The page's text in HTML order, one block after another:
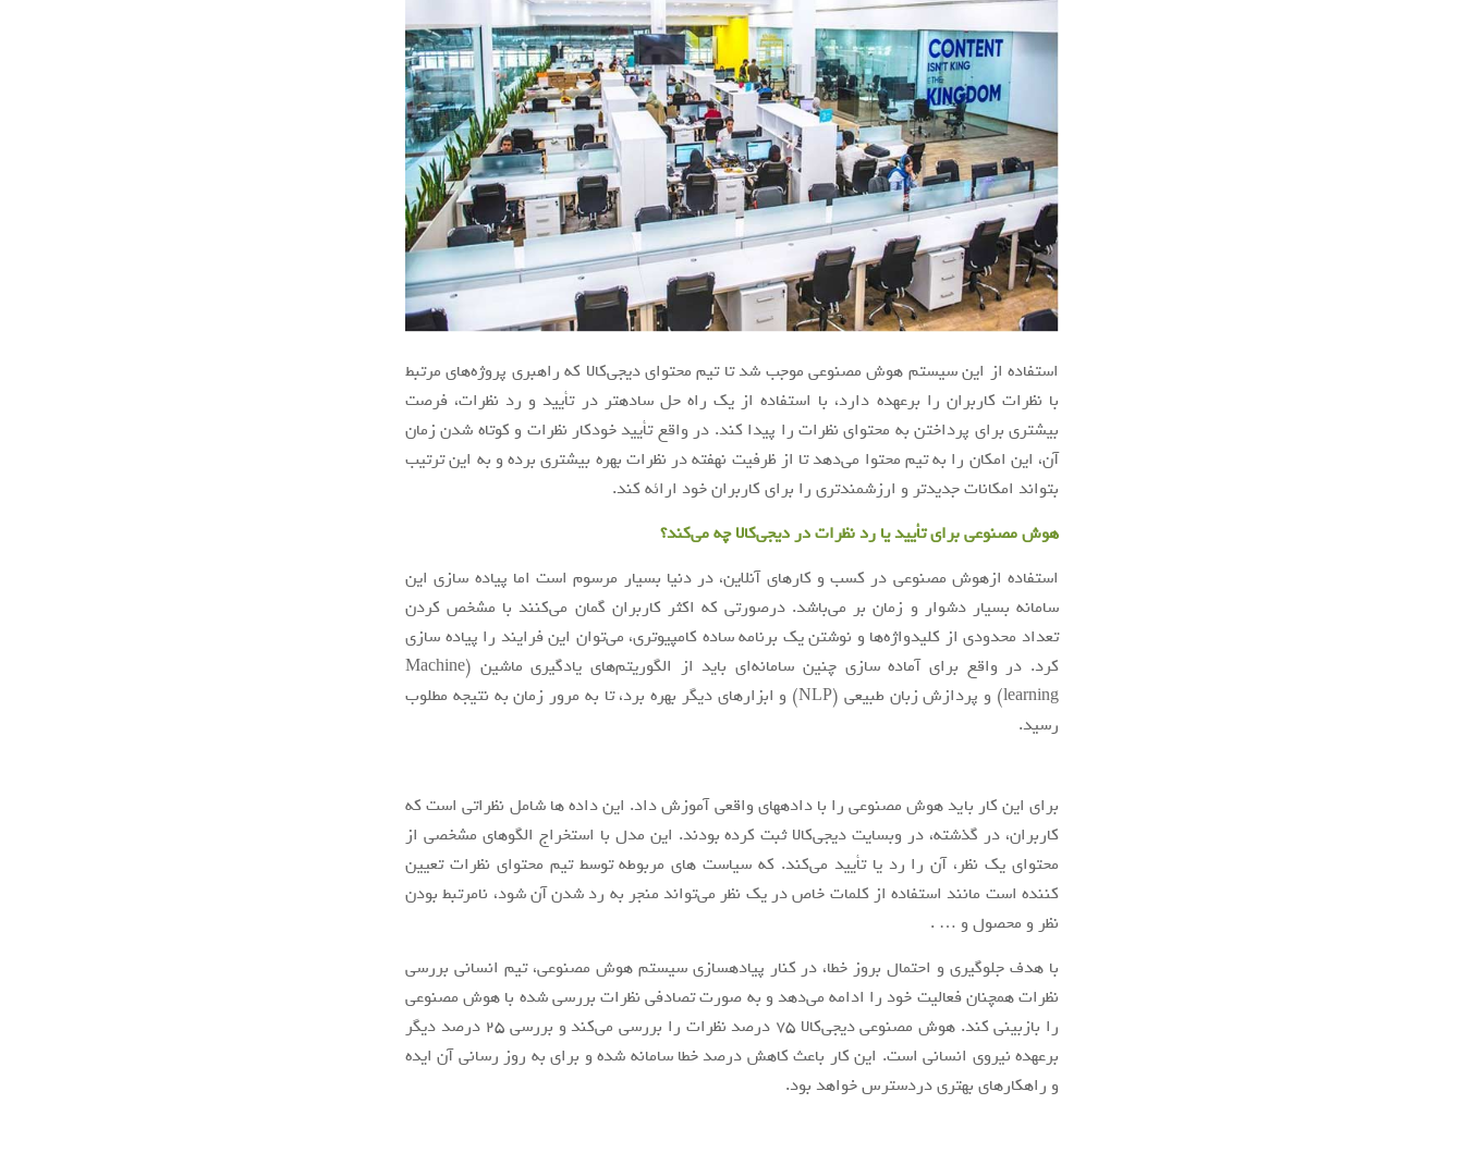
استفاده از این سیستم هوش مصنوعی موجب شد تا تیم محتوای دیجی‌کالا که راهبری پروژه‌های مرتبط
با نظرات کاربران را برعهده دارد، با استفاده از یک راه حل ساده­تر در تأیید و رد نظرات، فرصت
بیشتری برای پرداختن به محتوای نظرات را پیدا کند. در واقع تأیید خودکار نظرات و کوتاه شدن زمان
آن، این امکان را به تیم محتوا می‌دهد تا از ظرفیت نهفته در نظرات بهره بیشتری برده و به این ترتیب
بتواند امکانات جدیدتر و ارزشمندتری را برای کاربران خود ارائه کند.
هوش مصنوعی برای تأیید یا رد نظرات در دیجی‌کالا چه می‌کند؟
استفاده ازهوش مصنوعی در کسب و کارهای آنلاین، در دنیا بسیار مرسوم است اما پیاده سازی این
سامانه بسیار دشوار و زمان بر می‌باشد. درصورتی که اکثر کاربران گمان می‌کنند با مشخص کردن
تعداد محدودی از کلیدواژه‌ها و نوشتن یک برنامه ساده کامپیوتری، می‌توان این فرایند را پیاده سازی
کرد. در واقع برای آماده سازی چنین سامانه‌ای باید از الگوریتم‌های یادگیری ماشین (Machine
learning) و پردازش زبان طبیعی (NLP) و ابزارهای دیگر بهره برد، تا به مرور زمان به نتیجه مطلوب
رسید.
برای این کار باید هوش مصنوعی را با داده­های واقعی آموزش داد. این داده ها شامل نظراتی است که
کاربران، در گذشته، در وبسایت دیجی‌کالا ثبت کرده بودند. این مدل با استخراج الگوهای مشخصی از
محتوای یک نظر، آن را رد یا تأیید می‌کند.‌ که سیاست های مربوطه توسط تیم محتوای نظرات تعیین
کننده است مانند استفاده از کلمات خاص در یک نظر می‌تواند منجر به رد شدن آن شود، نا‌مرتبط بودن
نظر و محصول و … .
با هدف جلوگیری و احتمال بروز خطا، در کنار پیاده­سازی سیستم هوش مصنوعی، تیم انسانی بررسی
نظرات همچنان فعالیت خود را ادامه می‌دهد و به صورت تصادفی نظرات بررسی شده با هوش مصنوعی
را بازبینی کند. هوش مصنوعی دیجی‌کالا ۷۵ درصد نظرات را بررسی می‌کند و بررسی ۲۵ درصد دیگر
برعهده نیروی انسانی است. این کار باعث کاهش درصد خطا سامانه شده و برای به روز رسانی آن ایده
و راهکار‌های بهتری دردسترس خواهد بود.